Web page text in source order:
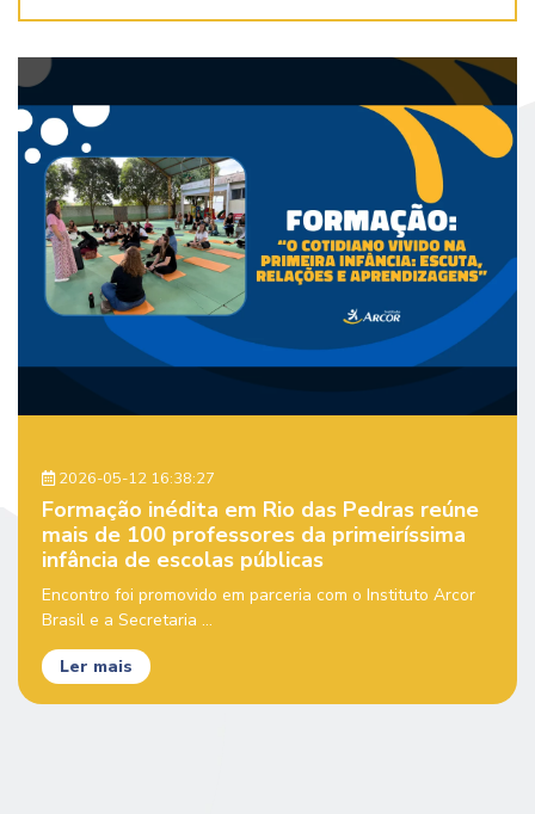
2026-05-12 16:38:27
Formação inédita em Rio das Pedras reúne
mais de 100 professores da primeiríssima
infância de escolas públicas
Encontro foi promovido em parceria com o Instituto Arcor
Brasil e a Secretaria ...
Ler mais